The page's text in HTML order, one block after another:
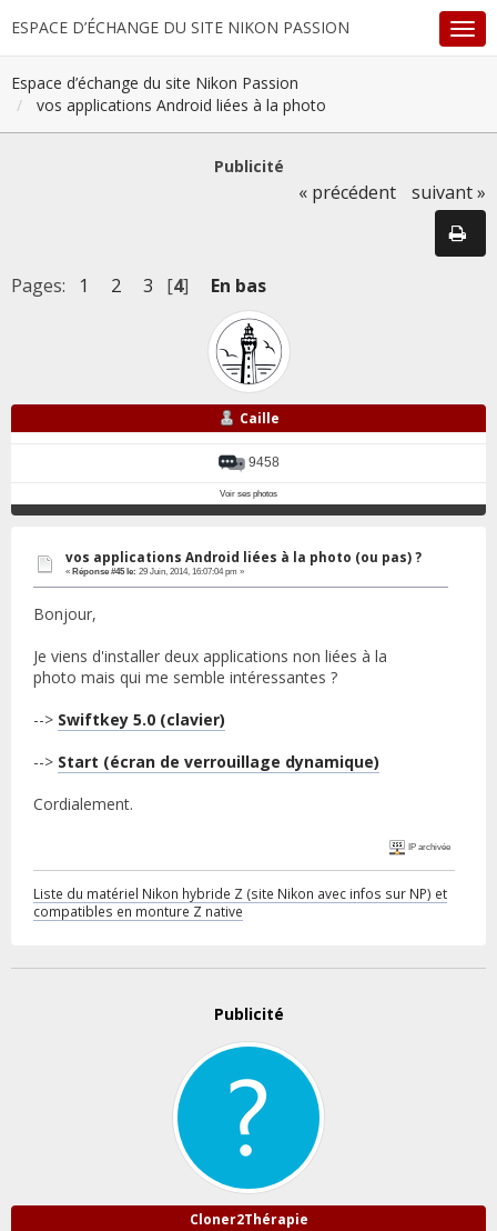
ESPACE D’ÉCHANGE DU SITE NIKON PASSION
Espace d’échange du site Nikon Passion
vos applications Android liées à la photo
Publicité
« précédent suivant »
Pages: 1 2 3 [4] En bas
Caille
9458
Voir ses photos
vos applications Android liées à la photo (ou pas) ?
« Réponse #45 le: 29 Juin, 2014, 16:07:04 pm »
Bonjour,
Je viens d'installer deux applications non liées à la
photo mais qui me semble intéressantes ?
--> Swiftkey 5.0 (clavier)
--> Start (écran de verrouillage dynamique)
Cordialement.
IP archivée
Liste du matériel Nikon hybride Z (site Nikon avec infos sur NP) et
compatibles en monture Z native
Publicité
Cloner2Thérapie